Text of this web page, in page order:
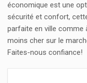
économique est une
sécurité et confort,
parfaite en ville comme
moins cher sur le
Faites-nous confiance!